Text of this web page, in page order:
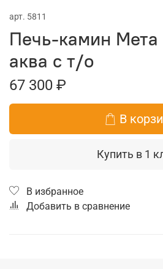
арт. 5811
Печь-камин Мета
аква с т/о
67 300 ₽
В
Купить в 1
В избранное
Добавить в сравнение